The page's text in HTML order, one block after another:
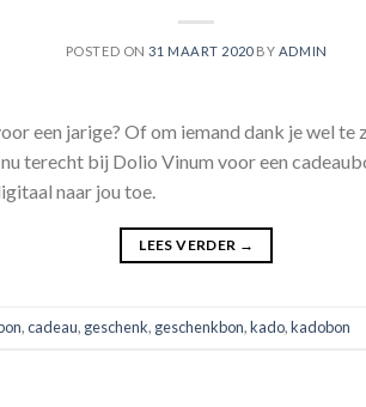
POSTED ON31 MAART 2020BY ADMIN
een jarige? Of om iemand dank je wel
terecht bij Dolio Vinum voor een
naar jou toe.
LEES VERDER →
,cadeau, geschenk, geschenkbon,kado,kadobon